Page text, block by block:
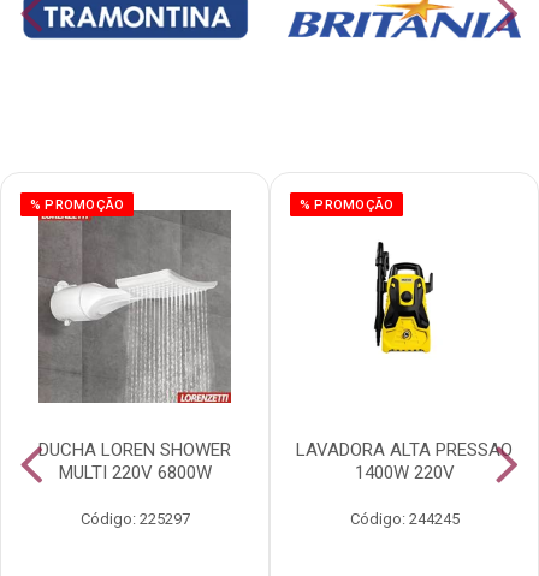
% PROMOÇÃO
DUCHA LOREN SHOWER
MULTI 220V 6800W
Código: 225297
% PROMOÇÃO
LAVADORA ALTA PRESSAO
1400W 220V
Código: 244245